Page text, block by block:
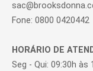
Fone: 0800 0420442
HORÁRIO DE
Seg - Qui: 09:30h às